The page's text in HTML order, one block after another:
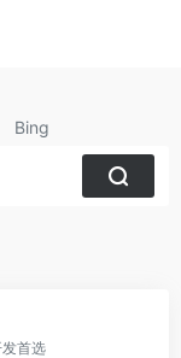
Bing
首选